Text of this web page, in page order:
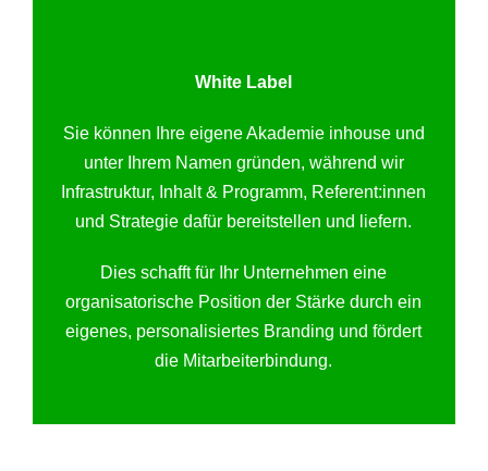
White Label
Sie können Ihre eigene Akademie inhouse und
unter Ihrem Namen gründen, während wir
Infrastruktur, Inhalt & Programm, Referent:innen
und Strategie dafür bereitstellen und liefern.
Dies schafft für Ihr Unternehmen eine
organisatorische Position der Stärke durch ein
eigenes, personalisiertes Branding und fördert
die Mitarbeiterbindung.